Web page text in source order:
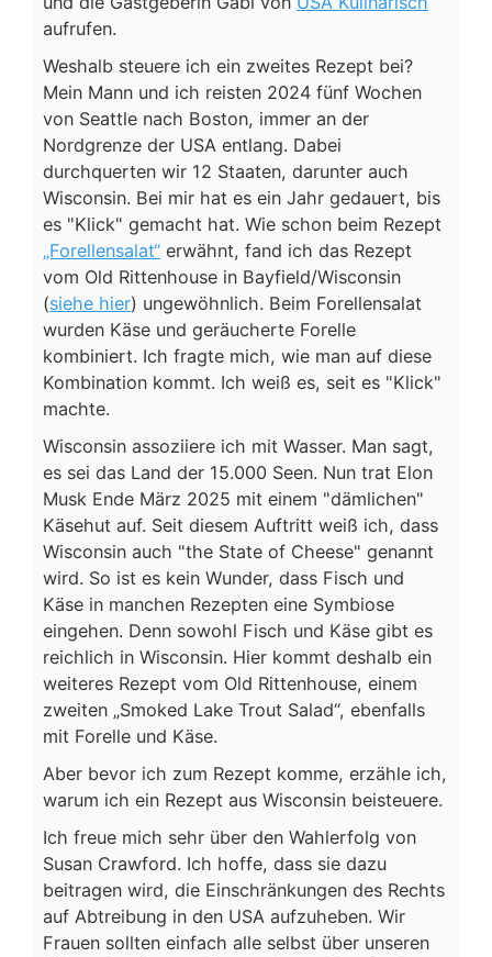
aufrufen.
Weshalb steuere ich ein zweites Rezept bei?
Mein Mann und ich reisten 2024 fünf Wochen
von Seattle nach Boston, immer an der
Nordgrenze der USA entlang. Dabei
durchquerten wir 12 Staaten, darunter auch
Wisconsin. Bei mir hat es ein Jahr gedauert, bis
es "Klick" gemacht hat. Wie schon beim Rezept
„Forellensalat“ erwähnt, fand ich das Rezept
vom Old Rittenhouse in Bayfield/Wisconsin
(siehe hier) ungewöhnlich. Beim Forellensalat
wurden Käse und geräucherte Forelle
kombiniert. Ich fragte mich, wie man auf diese
Kombination kommt. Ich weiß es, seit es "Klick"
machte.
Wisconsin assoziiere ich mit Wasser. Man sagt,
es sei das Land der 15.000 Seen. Nun trat Elon
Musk Ende März 2025 mit einem "dämlichen"
Käsehut auf. Seit diesem Auftritt weiß ich, dass
Wisconsin auch "the State of Cheese" genannt
wird. So ist es kein Wunder, dass Fisch und
Käse in manchen Rezepten eine Symbiose
eingehen. Denn sowohl Fisch und Käse gibt es
reichlich in Wisconsin. Hier kommt deshalb ein
weiteres Rezept vom Old Rittenhouse, einem
zweiten „Smoked Lake Trout Salad“, ebenfalls
mit Forelle und Käse.
Aber bevor ich zum Rezept komme, erzähle ich,
warum ich ein Rezept aus Wisconsin beisteuere.
Ich freue mich sehr über den Wahlerfolg von
Susan Crawford. Ich hoffe, dass sie dazu
beitragen wird, die Einschränkungen des Rechts
auf Abtreibung in den USA aufzuheben. Wir
Frauen sollten einfach alle selbst über unseren